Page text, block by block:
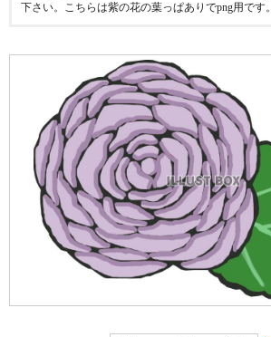
下さい。こちらは紫の花の葉っぱありでpng用です。